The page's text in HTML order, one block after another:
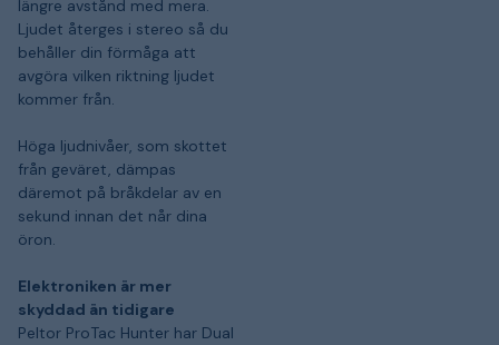
längre avstånd med mera.
Ljudet återges i stereo så du
behåller din förmåga att
avgöra vilken riktning ljudet
kommer från.
Höga ljudnivåer, som skottet
från geväret, dämpas
däremot på bråkdelar av en
sekund innan det når dina
öron.
Elektroniken är mer
skyddad än tidigare
Peltor ProTac Hunter har Dual